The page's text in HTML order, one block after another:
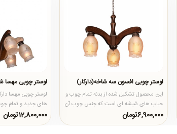
لوستر چوبی افسون سه شاخه(دارکار)
این محصول تشکیل شده از بدنه تمام چوب و
حباب های شیشه ای است که جنس چوب آن
از چوب روس پخته شده و درجه..
6,900,000تومان
لوستر چوبی
لوستر چوبی مهسا
کارهای چوبی
12,800,000تومان